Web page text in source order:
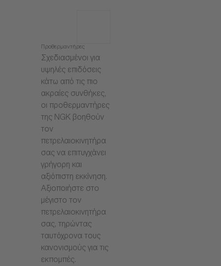
Προθερμαντήρες
Σχεδιασμένοι για
υψηλές επιδόσεις
κάτω από τις πιο
ακραίες συνθήκες,
οι προθερμαντήρες
της NGK βοηθούν
τον
πετρελαιοκινητήρα
σας να επιτυγχάνει
γρήγορη και
αξιόπιστη εκκίνηση.
Αξιοποιήστε στο
μέγιστο τον
πετρελαιοκινητήρα
σας, τηρώντας
ταυτόχρονα τους
κανονισμούς για τις
εκπομπές.